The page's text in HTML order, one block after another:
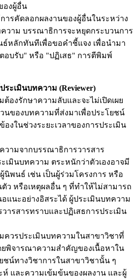
องผู้อื่น
รคัดลอกผลงานของผู้อื่นในระหว่าง
วาม บรรณาธิการจะหยุดกระบวนการ
หลักทันทีเพื่อขอคำชี้แจง เพื่อนำมา
อบรับ" หรือ "ปฏิเสธ" การตีพิมพ์
ะเมินบทความ (Reviewer)
งรักษาความลับและจะไม่เปิดเผย
นของบทความที่ส่งมาเพื่อประโยชน์
งในช่วงระยะเวลาของการประเมิน
ามจากบรรณาธิการวารสาร
เมินบทความ ตระหนักว่าตัวเองอาจมี
พนธ์ เช่น เป็นผู้ร่วมโครงการ หรือ
ว หรือเหตุผลอื่น ๆ ที่ทำให้ไม่สามารถ
แนะอย่างอิสระได้ ผู้ประเมินบทความ
ารสารทราบและปฏิเสธการประเมิน
วรประเมินบทความในสาขาวิชาที่
พิจารณาความสำคัญของเนื้อหาใน
น์ทางวิชาการในสาขาวิชานั้น ๆ
และความเข้มข้นของผลงาน และผู้